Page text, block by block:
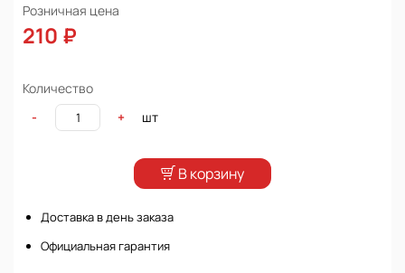
Розничная цена
210 ₽
Количество
-
+ шт
В корзину
Доставка в день заказа
Официальная гарантия